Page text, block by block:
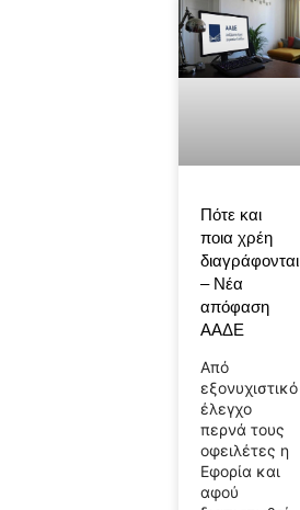
Πότε και
ποια χρέη
διαγράφονται
– Νέα
απόφαση
ΑΑΔΕ
Από
εξονυχιστικό
έλεγχο
περνά τους
οφειλέτες η
Εφορία και
αφού